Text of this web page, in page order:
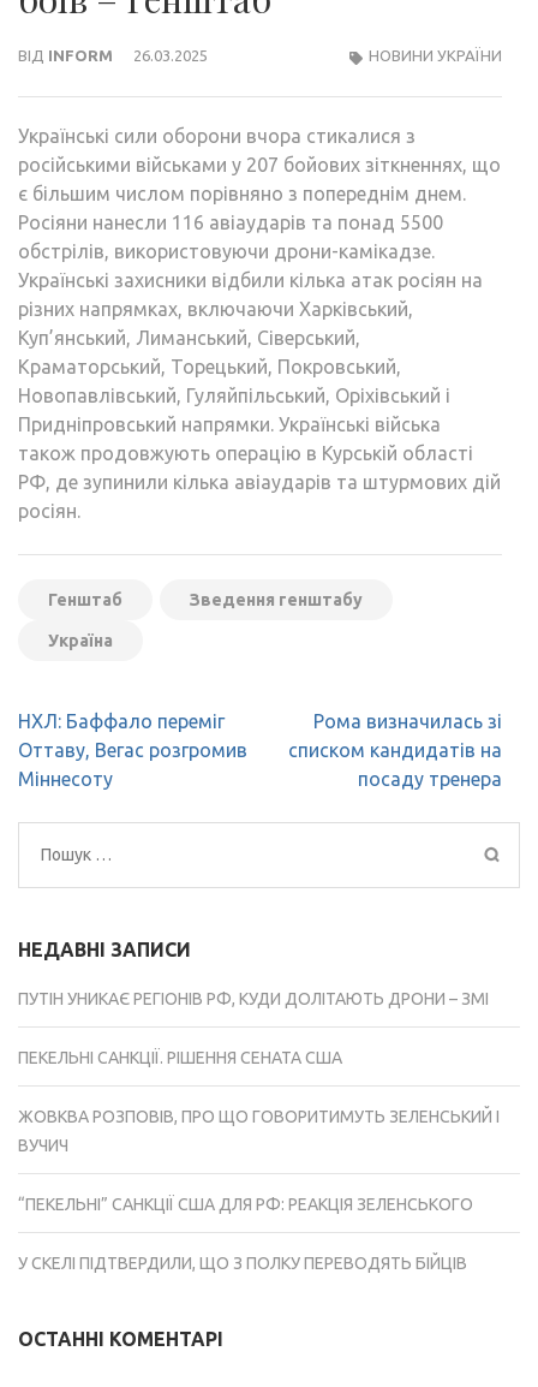
ВІД INFORM 26.03.2025 НОВИНИ УКРАЇНИ
Українські сили оборони вчора стикалися з
російськими військами у 207 бойових зіткненнях, що
є більшим числом порівняно з попереднім днем.
Росіяни нанесли 116 авіаударів та понад 5500
обстрілів, використовуючи дрони-камікадзе.
Українські захисники відбили кілька атак росіян на
різних напрямках, включаючи Харківський,
Куп’янський, Лиманський, Сіверський,
Краматорський, Торецький, Покровський,
Новопавлівський, Гуляйпільський, Оріхівський і
Придніпровський напрямки. Українські війська
також продовжують операцію в Курській області
РФ, де зупинили кілька авіаударів та штурмових дій
росіян.
Генштаб Зведення генштабу
Україна
Навігація
записів
НХЛ: Баффало переміг
Оттаву, Вегас розгромив
Міннесоту
Рома визначилась зі
списком кандидатів на
посаду тренера
Пошук:
НЕДАВНІ ЗАПИСИ
ПУТІН УНИКАЄ РЕГІОНІВ РФ, КУДИ ДОЛІТАЮТЬ ДРОНИ – ЗМІ
ПЕКЕЛЬНІ САНКЦІЇ. РІШЕННЯ СЕНАТА США
ЖОВКВА РОЗПОВІВ, ПРО ЩО ГОВОРИТИМУТЬ ЗЕЛЕНСЬКИЙ І
ВУЧИЧ
“ПЕКЕЛЬНІ” САНКЦІЇ США ДЛЯ РФ: РЕАКЦІЯ ЗЕЛЕНСЬКОГО
У СКЕЛІ ПІДТВЕРДИЛИ, ЩО З ПОЛКУ ПЕРЕВОДЯТЬ БІЙЦІВ
ОСТАННІ КОМЕНТАРІ